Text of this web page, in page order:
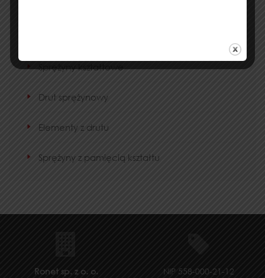
Sprężyny kształtowe
Drut sprężynowy
Elementy z drutu
Sprężyny z pamięcią kształtu
Ronet sp. z o. o.
NIP 558-000-21-12